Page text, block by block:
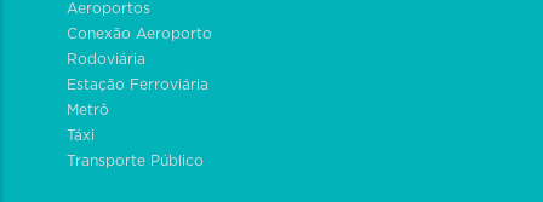
Aeroportos
Conexão Aeroporto
Rodoviária
Estação Ferroviária
Metrô
Táxi
Transporte Público